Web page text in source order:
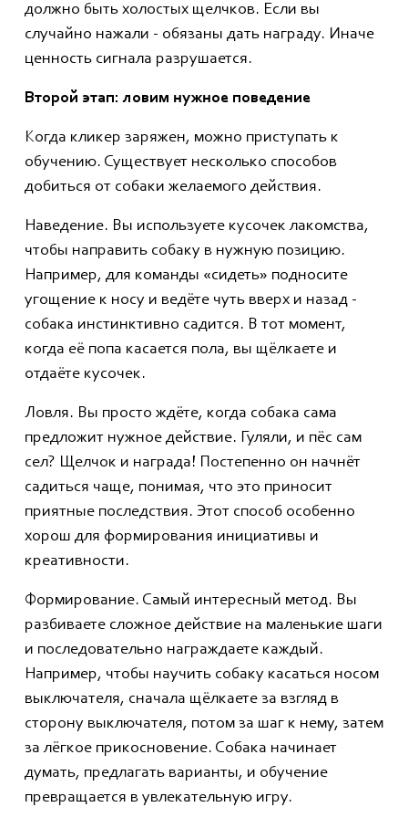
должно быть холостых щелчков. Если вы
случайно нажали - обязаны дать награду. Иначе
ценность сигнала разрушается.
Второй этап: ловим нужное поведение
Когда кликер заряжен, можно приступать к
обучению. Существует несколько способов
добиться от собаки желаемого действия.
Наведение. Вы используете кусочек лакомства,
чтобы направить собаку в нужную позицию.
Например, для команды «сидеть» подносите
угощение к носу и ведёте чуть вверх и назад -
собака инстинктивно садится. В тот момент,
когда её попа касается пола, вы щёлкаете и
отдаёте кусочек.
Ловля. Вы просто ждёте, когда собака сама
предложит нужное действие. Гуляли, и пёс сам
сел? Щелчок и награда! Постепенно он начнёт
садиться чаще, понимая, что это приносит
приятные последствия. Этот способ особенно
хорош для формирования инициативы и
креативности.
Формирование. Самый интересный метод. Вы
разбиваете сложное действие на маленькие шаги
и последовательно награждаете каждый.
Например, чтобы научить собаку касаться носом
выключателя, сначала щёлкаете за взгляд в
сторону выключателя, потом за шаг к нему, затем
за лёгкое прикосновение. Собака начинает
думать, предлагать варианты, и обучение
превращается в увлекательную игру.